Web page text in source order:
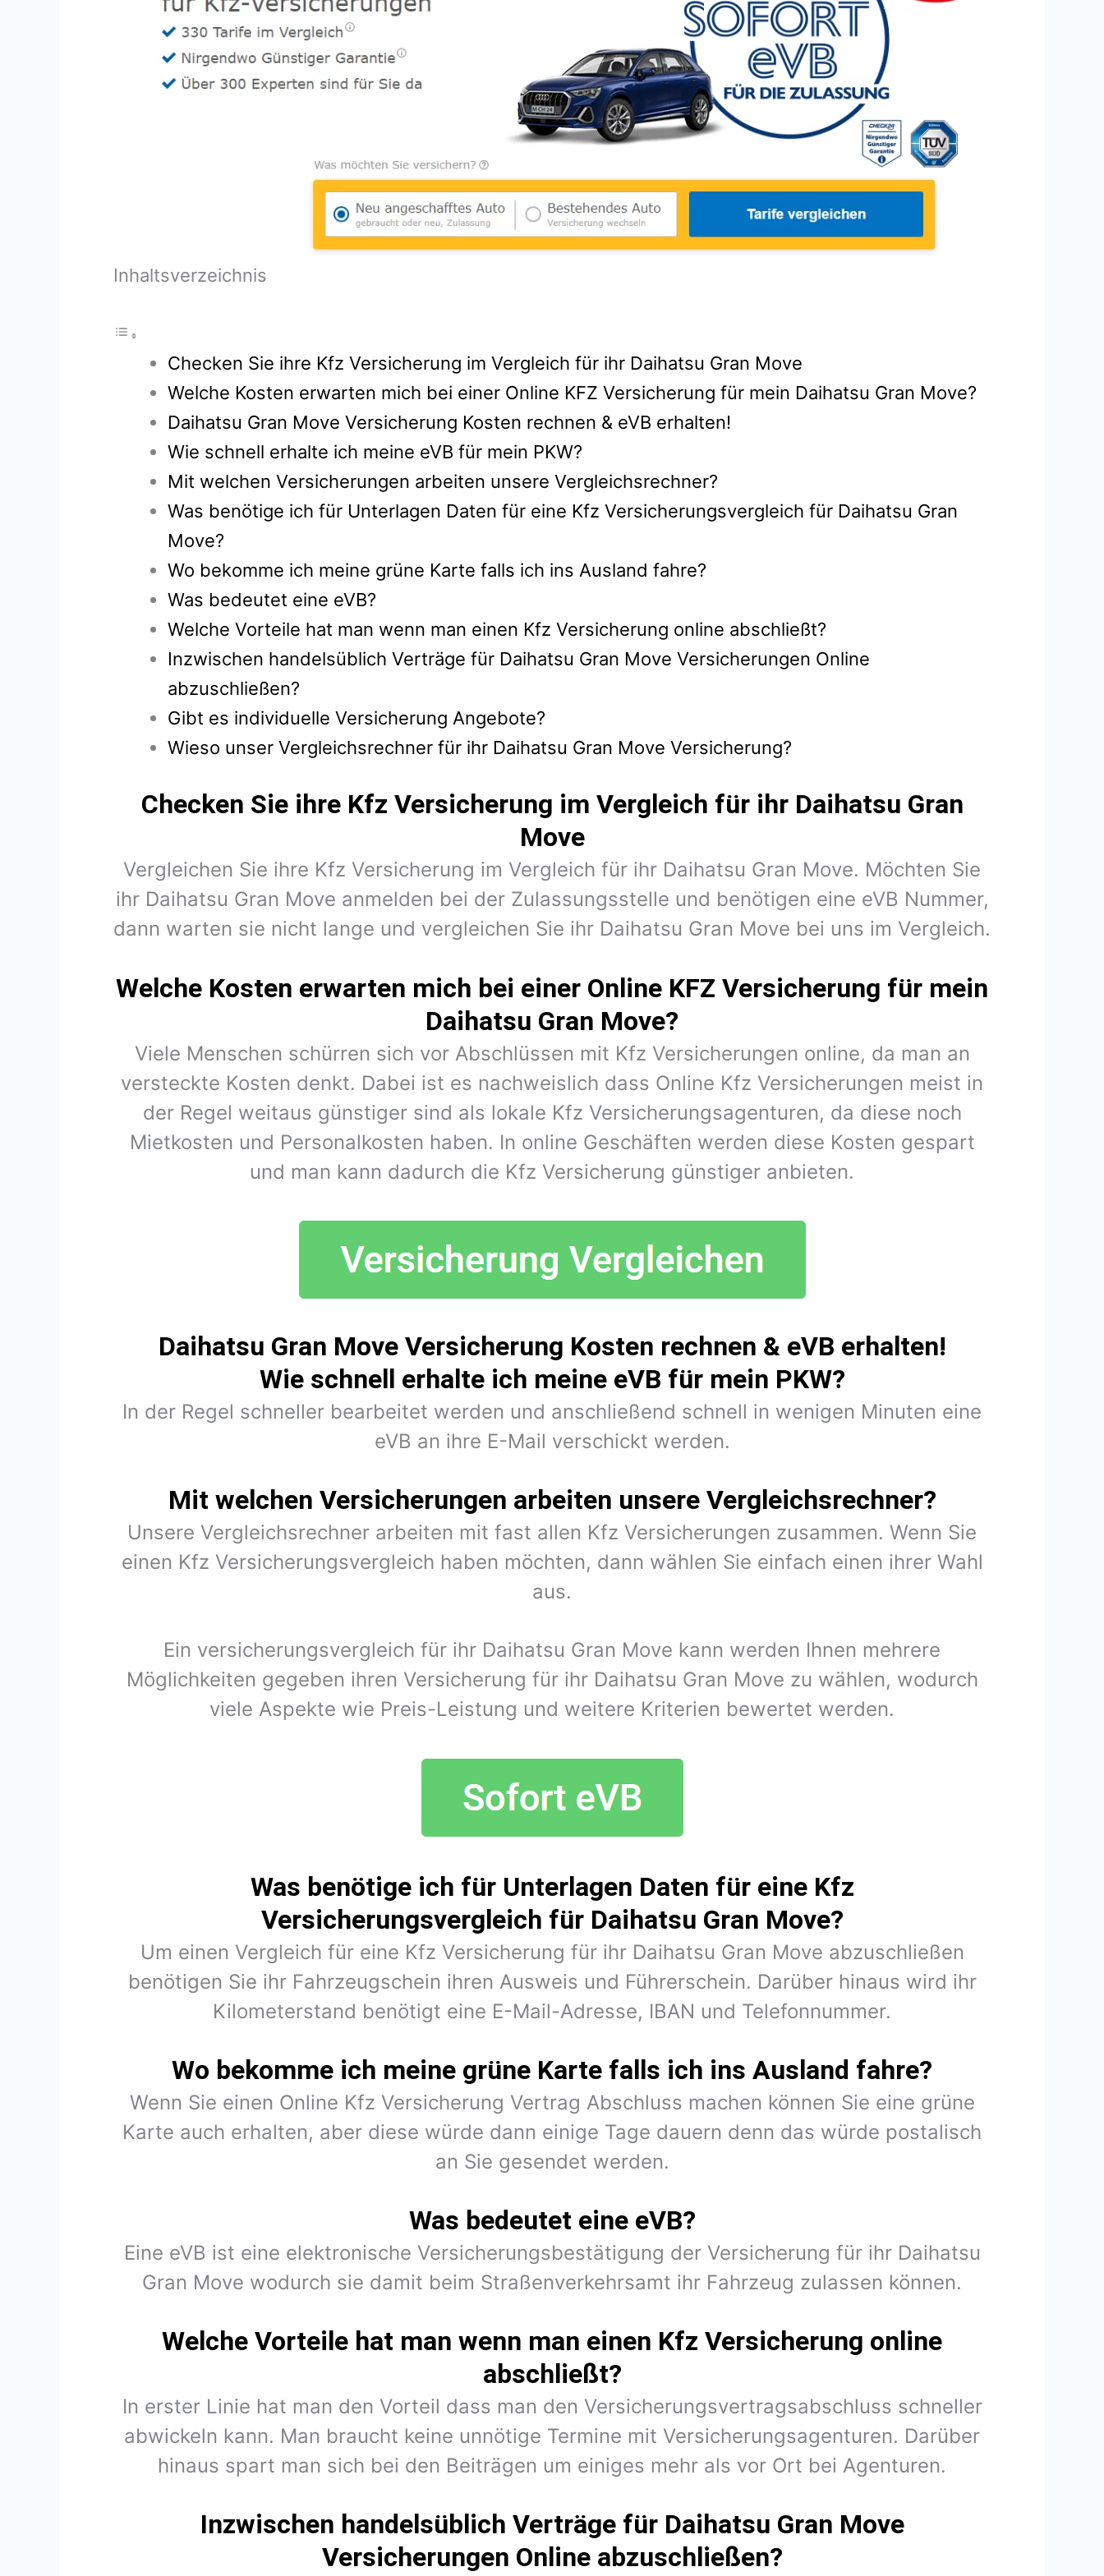
Inhaltsverzeichnis
Checken Sie ihre Kfz Versicherung im Vergleich für ihr Daihatsu Gran Move
Welche Kosten erwarten mich bei einer Online KFZ Versicherung für mein Daihatsu Gran Move?
Daihatsu Gran Move Versicherung Kosten rechnen & eVB erhalten!
Wie schnell erhalte ich meine eVB für mein PKW?
Mit welchen Versicherungen arbeiten unsere Vergleichsrechner?
Was benötige ich für Unterlagen Daten für eine Kfz Versicherungsvergleich für Daihatsu Gran
Move?
Wo bekomme ich meine grüne Karte falls ich ins Ausland fahre?
Was bedeutet eine eVB?
Welche Vorteile hat man wenn man einen Kfz Versicherung online abschließt?
Inzwischen handelsüblich Verträge für Daihatsu Gran Move Versicherungen Online
abzuschließen?
Gibt es individuelle Versicherung Angebote?
Wieso unser Vergleichsrechner für ihr Daihatsu Gran Move Versicherung?
Checken Sie ihre Kfz Versicherung im Vergleich für ihr Daihatsu Gran
Move
Vergleichen Sie ihre Kfz Versicherung im Vergleich für ihr Daihatsu Gran Move. Möchten Sie
ihr Daihatsu Gran Move anmelden bei der Zulassungsstelle und benötigen eine eVB Nummer,
dann warten sie nicht lange und vergleichen Sie ihr Daihatsu Gran Move bei uns im Vergleich.
Welche Kosten erwarten mich bei einer Online KFZ Versicherung für mein
Daihatsu Gran Move?
Viele Menschen schürren sich vor Abschlüssen mit Kfz Versicherungen online, da man an
versteckte Kosten denkt. Dabei ist es nachweislich dass Online Kfz Versicherungen meist in
der Regel weitaus günstiger sind als lokale Kfz Versicherungsagenturen, da diese noch
Mietkosten und Personalkosten haben. In online Geschäften werden diese Kosten gespart
und man kann dadurch die Kfz Versicherung günstiger anbieten.
Daihatsu Gran Move Versicherung Kosten rechnen & eVB erhalten!
Wie schnell erhalte ich meine eVB für mein PKW?
In der Regel schneller bearbeitet werden und anschließend schnell in wenigen Minuten eine
eVB an ihre E-Mail verschickt werden.
Mit welchen Versicherungen arbeiten unsere Vergleichsrechner?
Unsere Vergleichsrechner arbeiten mit fast allen Kfz Versicherungen zusammen. Wenn Sie
einen Kfz Versicherungsvergleich haben möchten, dann wählen Sie einfach einen ihrer Wahl
aus.
Ein versicherungsvergleich für ihr Daihatsu Gran Move kann werden Ihnen mehrere
Möglichkeiten gegeben ihren Versicherung für ihr Daihatsu Gran Move zu wählen, wodurch
viele Aspekte wie Preis-Leistung und weitere Kriterien bewertet werden.
Was benötige ich für Unterlagen Daten für eine Kfz
Versicherungsvergleich für Daihatsu Gran Move?
Um einen Vergleich für eine Kfz Versicherung für ihr Daihatsu Gran Move abzuschließen
benötigen Sie ihr Fahrzeugschein ihren Ausweis und Führerschein. Darüber hinaus wird ihr
Kilometerstand benötigt eine E-Mail-Adresse, IBAN und Telefonnummer.
Wo bekomme ich meine grüne Karte falls ich ins Ausland fahre?
Wenn Sie einen Online Kfz Versicherung Vertrag Abschluss machen können Sie eine grüne
Karte auch erhalten, aber diese würde dann einige Tage dauern denn das würde postalisch
an Sie gesendet werden.
Was bedeutet eine eVB?
Eine eVB ist eine elektronische Versicherungsbestätigung der Versicherung für ihr Daihatsu
Gran Move wodurch sie damit beim Straßenverkehrsamt ihr Fahrzeug zulassen können.
Welche Vorteile hat man wenn man einen Kfz Versicherung online
abschließt?
In erster Linie hat man den Vorteil dass man den Versicherungsvertragsabschluss schneller
abwickeln kann. Man braucht keine unnötige Termine mit Versicherungsagenturen. Darüber
hinaus spart man sich bei den Beiträgen um einiges mehr als vor Ort bei Agenturen.
Inzwischen handelsüblich Verträge für Daihatsu Gran Move
Versicherungen Online abzuschließen?